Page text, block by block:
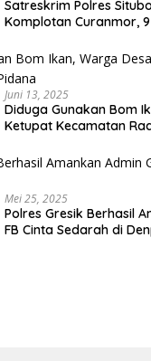
Satreskrim Polres
Komplotan Curanmor,
Juni 13, 2025
Diduga Gunakan Bom
Ketupat Kecamatan
Mei 25, 2025
Polres Gresik Berhasil
FB Cinta Sedarah di